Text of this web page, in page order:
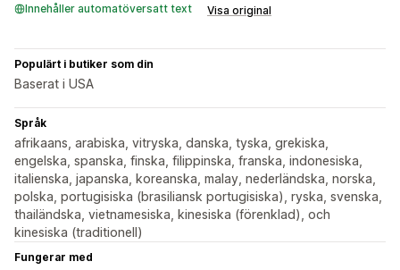
Innehåller automatöversatt text Visa original
Populärt i butiker som din
Baserat i USA
Språk
afrikaans, arabiska, vitryska, danska, tyska, grekiska,
engelska, spanska, finska, filippinska, franska, indonesiska,
italienska, japanska, koreanska, malay, nederländska, norska,
polska, portugisiska (brasiliansk portugisiska), ryska, svenska,
thailändska, vietnamesiska, kinesiska (förenklad), och
kinesiska (traditionell)
Fungerar med